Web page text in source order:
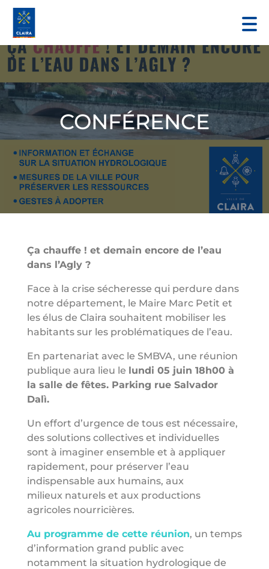
CONFÉRENCE
Ça chauffe ! et demain encore de l’eau
dans l’Agly ?
Face à la crise sécheresse qui perdure dans
notre département, le Maire Marc Petit et
les élus de Claira souhaitent mobiliser les
habitants sur les problématiques de l’eau.
En partenariat avec le SMBVA, une réunion
publique aura lieu le lundi 05 juin 18h00 à
la salle de fêtes. Parking rue Salvador
Dalì.
Un effort d’urgence de tous est nécessaire,
des solutions collectives et individuelles
sont à imaginer ensemble et à appliquer
rapidement, pour préserver l’eau
indispensable aux humains, aux
milieux naturels et aux productions
agricoles nourricières.
Au programme de cette réunion, un temps
d’information grand public avec
notamment la situation hydrologique de